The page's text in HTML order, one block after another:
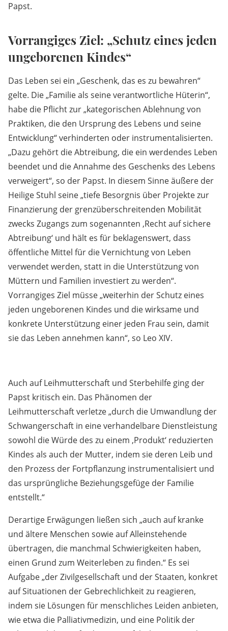
Papst.
Vorrangiges Ziel: „Schutz eines jeden
ungeborenen Kindes“
Das Leben sei ein „Geschenk, das es zu bewahren“
gelte. Die „Familie als seine verantwortliche Hüterin“,
habe die Pflicht zur „kategorischen Ablehnung von
Praktiken, die den Ursprung des Lebens und seine
Entwicklung“ verhinderten oder instrumentalisierten.
„Dazu gehört die Abtreibung, die ein werdendes Leben
beendet und die Annahme des Geschenks des Lebens
verweigert“, so der Papst. In diesem Sinne äußere der
Heilige Stuhl seine „tiefe Besorgnis über Projekte zur
Finanzierung der grenzüberschreitenden Mobilität
zwecks Zugangs zum sogenannten ,Recht auf sichere
Abtreibung‘ und hält es für beklagenswert, dass
öffentliche Mittel für die Vernichtung von Leben
verwendet werden, statt in die Unterstützung von
Müttern und Familien investiert zu werden“.
Vorrangiges Ziel müsse „weiterhin der Schutz eines
jeden ungeborenen Kindes und die wirksame und
konkrete Unterstützung einer jeden Frau sein, damit
sie das Leben annehmen kann“, so Leo XIV.
Auch auf Leihmutterschaft und Sterbehilfe ging der
Papst kritisch ein. Das Phänomen der
Leihmutterschaft verletze „durch die Umwandlung der
Schwangerschaft in eine verhandelbare Dienstleistung
sowohl die Würde des zu einem ,Produkt‘ reduzierten
Kindes als auch der Mutter, indem sie deren Leib und
den Prozess der Fortpflanzung instrumentalisiert und
das ursprüngliche Beziehungsgefüge der Familie
entstellt.“
Derartige Erwägungen ließen sich „auch auf kranke
und ältere Menschen sowie auf Alleinstehende
übertragen, die manchmal Schwierigkeiten haben,
einen Grund zum Weiterleben zu finden.“ Es sei
Aufgabe „der Zivilgesellschaft und der Staaten, konkret
auf Situationen der Gebrechlichkeit zu reagieren,
indem sie Lösungen für menschliches Leiden anbieten,
wie etwa die Palliativmedizin, und eine Politik der